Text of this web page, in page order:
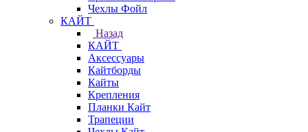
Чехлы Фойл
КАЙТ
Назад
КАЙТ
Аксессуары
Кайтборды
Кайты
Крепления
Планки Кайт
Трапеции